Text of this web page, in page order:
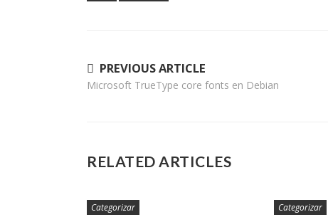
Navegación
de
PREVIOUS ARTICLE
Microsoft TrueType core fonts en Debian
RELATED ARTICLES
Categorizar Categorizar